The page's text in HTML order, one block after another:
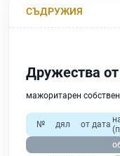
СЪДРУЖИЯ
Дружества от
мажоритарен
№ дял от дата